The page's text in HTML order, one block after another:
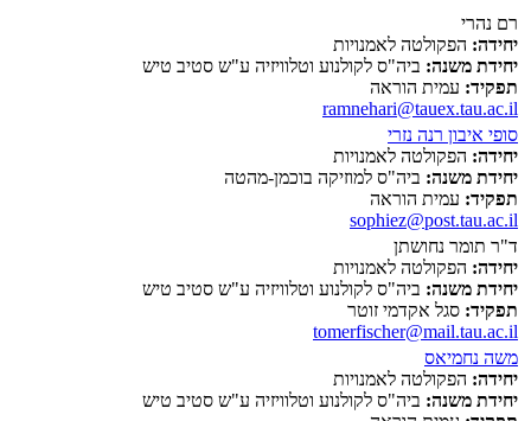
רם נהרי
יחידה: הפקולטה לאמנויות
יחידת משנה: ביה"ס לקולנוע וטלוויזיה ע"ש סטיב טיש
תפקיד: עמית הוראה
ramnehari@tauex.tau.ac.il
סופי איבון רנה נזרי
יחידה: הפקולטה לאמנויות
יחידת משנה: ביה"ס למוזיקה בוכמן-מהטה
תפקיד: עמית הוראה
sophiez@post.tau.ac.il
ד"ר תומר נחושתן
יחידה: הפקולטה לאמנויות
יחידת משנה: ביה"ס לקולנוע וטלוויזיה ע"ש סטיב טיש
תפקיד: סגל אקדמי זוטר
tomerfischer@mail.tau.ac.il
משה נחמיאס
יחידה: הפקולטה לאמנויות
יחידת משנה: ביה"ס לקולנוע וטלוויזיה ע"ש סטיב טיש